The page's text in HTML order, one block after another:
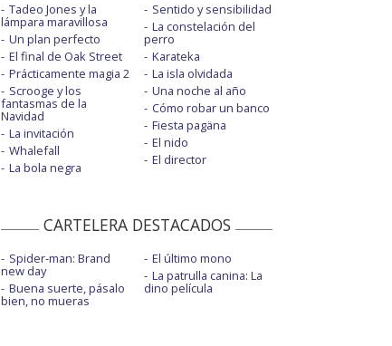
Tadeo Jones y la
lámpara maravillosa
Un plan perfecto
El final de Oak Street
Prácticamente magia 2
Scrooge y los
fantasmas de la
Navidad
La invitación
Whalefall
La bola negra
Sentido y sensibilidad
La constelación del
perro
Karateka
La isla olvidada
Una noche al año
Cómo robar un banco
Fiesta pagäna
El nido
El director
CARTELERA DESTACADOS
Spider-man: Brand
new day
Buena suerte, pásalo
bien, no mueras
El último mono
La patrulla canina: La
dino película